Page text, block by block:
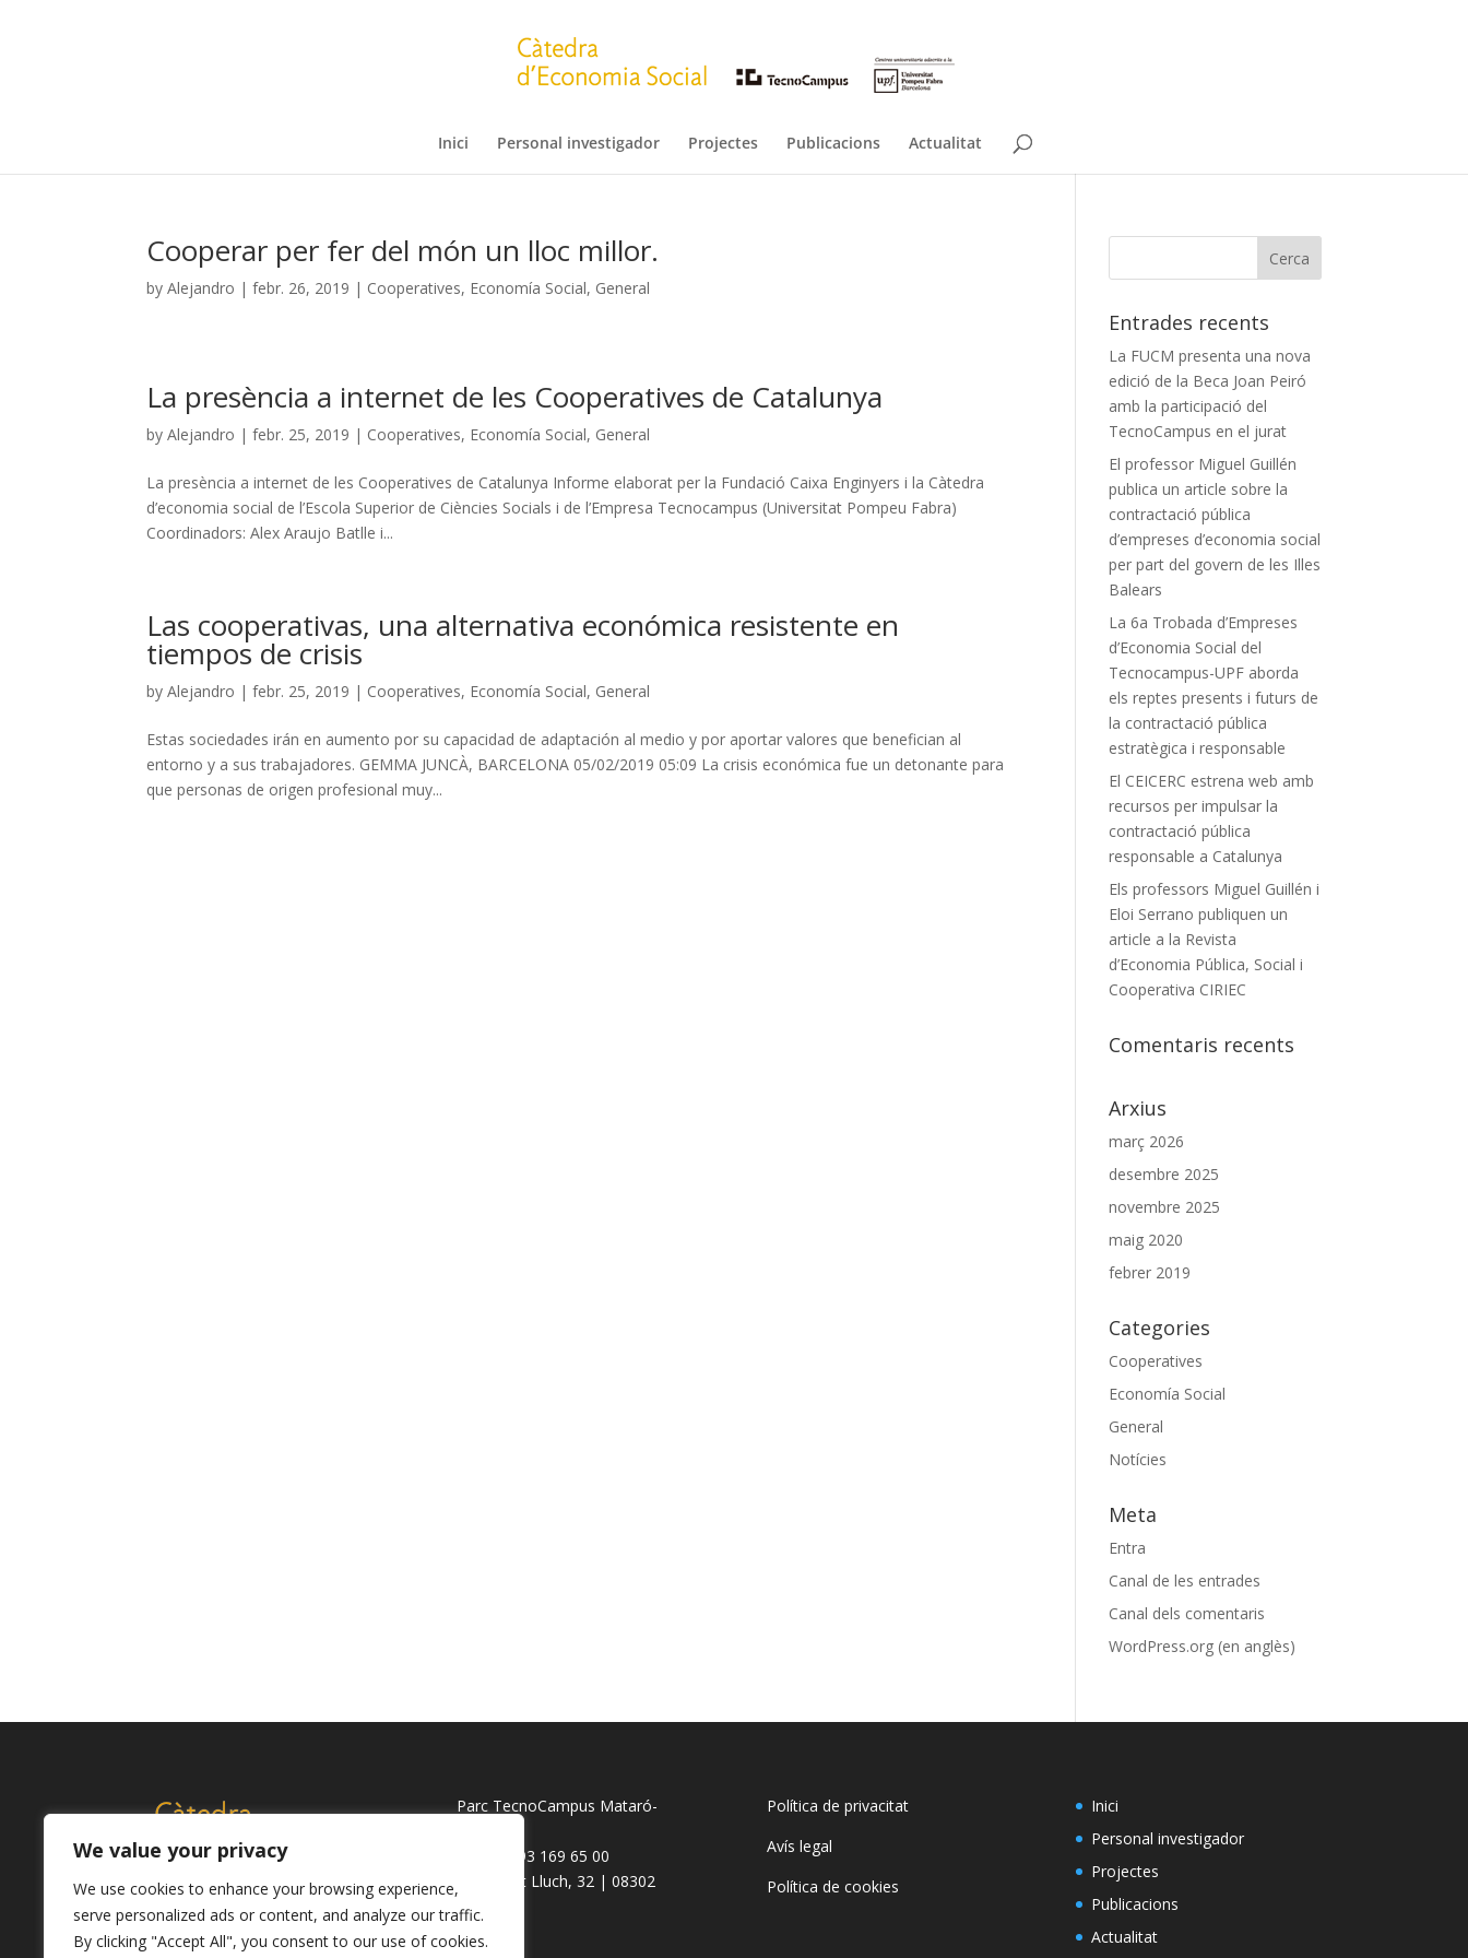
We value your privacy
We use cookies to enhance your browsing experience,
serve personalized ads or content, and analyze our traffic.
By clicking "Accept All", you consent to our use of cookies.
Inici Personal investigador Projectes Publicacions Actualitat
Cooperar per fer del món un lloc millor.
byAlejandro |febr. 26, 2019 | Cooperatives, Economía Social, General
La presència a internet de les Cooperatives de Catalunya
byAlejandro |febr. 25, 2019 | Cooperatives, Economía Social, General
La presència a internet de les Cooperatives de Catalunya Informe elaborat per la Fundació Caixa Enginyers i la Càtedra
d’economia social de l’Escola Superior de Ciències Socials i de l’Empresa Tecnocampus (Universitat Pompeu Fabra)
Coordinadors: Alex Araujo Batlle i...
Las cooperativas, una alternativa económica resistente en
tiempos de crisis
byAlejandro |febr. 25, 2019 | Cooperatives, Economía Social, General
Estas sociedades irán en aumento por su capacidad de adaptación al medio y por aportar valores que benefician al
entorno y a sus trabajadores. GEMMA JUNCÀ, BARCELONA 05/02/2019 05:09 La crisis económica fue un detonante para
que personas de origen profesional muy...
Entrades recents
La FUCM presenta una nova
edició de la Beca Joan Peiró
amb la participació del
TecnoCampus en el jurat
El professor Miguel Guillén
publica un article sobre la
contractació pública
d’empreses d’economia social
per part del govern de les Illes
Balears
La 6a Trobada d’Empreses
d’Economia Social del
Tecnocampus-UPF aborda
els reptes presents i futurs de
la contractació pública
estratègica i responsable
El CEICERC estrena web amb
recursos per impulsar la
contractació pública
responsable a Catalunya
Els professors Miguel Guillén i
Eloi Serrano publiquen un
article a la Revista
d’Economia Pública, Social i
Cooperativa CIRIEC
Comentaris recents
Arxius
març 2026
desembre 2025
novembre 2025
maig 2020
febrer 2019
Categories
Cooperatives
Economía Social
General
Notícies
Meta
Entra
Canal de les entrades
Canal dels comentaris
WordPress.org (en anglès)
Parc TecnoCampus Mataró-
Tel. +34 93 169 65 00
Av. Ernest Lluch, 32 | 08302
Mataró
Política de privacitat
Avís legal
Política de cookies
Inici
Personal investigador
Projectes
Publicacions
Actualitat